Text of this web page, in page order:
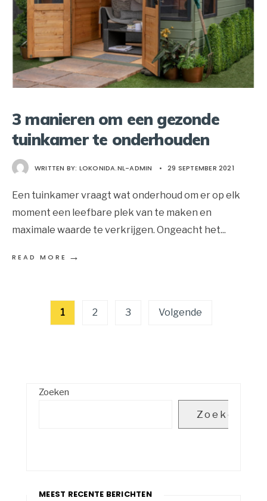
3 manieren om een gezonde
tuinkamer te onderhouden
WRITTEN BY: LOKONIDA.NL-ADMIN • 29 SEPTEMBER 2021
Een tuinkamer vraagt wat onderhoud om er op elk
moment een leefbare plek van te maken en
maximale waarde te verkrijgen. Ongeacht het...
READ MORE →
Berichten
paginering
1 2 3 Volgende
Zoeken
Zoeken
MEEST RECENTE BERICHTEN